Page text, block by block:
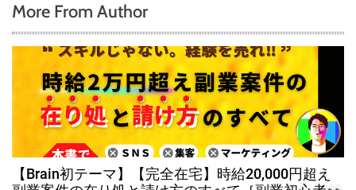
More From Author
【Brain初テーマ】【完全在宅】時給20,000円超え